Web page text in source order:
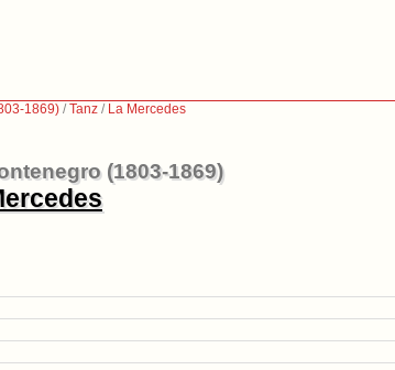
1869) /Tanz / La Mercedes
(1803-1869)